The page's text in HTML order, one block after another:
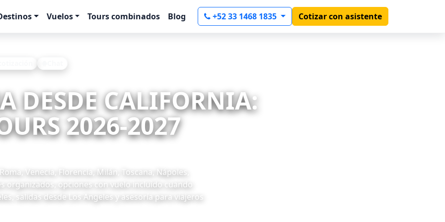
Vuelos Tours combinados Blog +52 33 1468 1835 Cotizar con asistente
DESDE CALIFORNIA:
2026-2027
Venecia, Florencia, Milán, Toscana, Nápoles,
organizados, opciones con vuelo incluido cuando
salidas desde Los Angeles y asesoría para viajeros